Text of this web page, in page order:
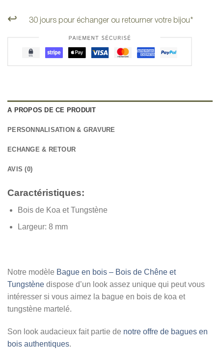
↩️ 30 jours pour échanger ou retourner votre bijou*
A PROPOS DE CE PRODUIT
PERSONNALISATION & GRAVURE
ECHANGE & RETOUR
AVIS (0)
Caractéristiques:
Bois de Koa et Tungstène
Largeur: 8 mm
Notre modèle Bague en bois – Bois de Chêne et
Tungstène dispose d’un look assez unique qui peut vous
intéresser si vous aimez la bague en bois de koa et
tungstène martelé.
Son look audacieux fait partie de notre offre de bagues en
bois authentiques.